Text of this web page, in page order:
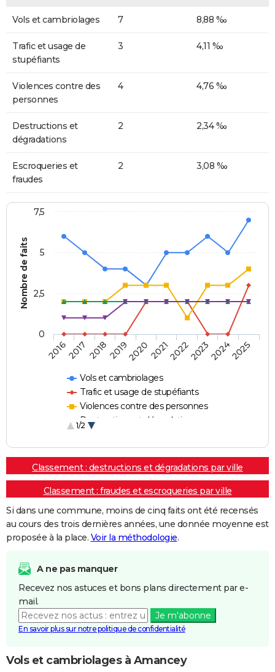
Vols et cambriolages 7 8,88 ‰
Trafic et usage de
stupéfiants
3 4,11 ‰
Violences contre des
personnes
4 4,76 ‰
Destructions et
dégradations
2 2,34 ‰
Escroqueries et
fraudes
2 3,08 ‰
Nombre de faits
Vols et cambriolages
Trafic et usage de stupéfiants
Violences contre des personnes
Destructions et dégradations
1/2
20162017 20182019202020212022202320242025
0
2,5
5
7,5
Classement : destructions et dégradations par ville
Classement : fraudes et escroqueries par ville
Si dans une commune, moins de cinq faits ont été recensés
au cours des trois dernières années, une donnée moyenne est
proposée à la place. Voir la méthodologie.
A ne pas manquer
Recevez nos astuces et bons plans directement par e-
mail.
Je m'abonne
En savoir plus sur notre politique de confidentialité
Vols et cambriolages à Amancey